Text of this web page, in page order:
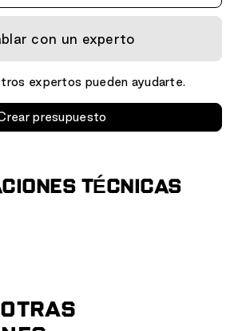
con un experto
expertos pueden ayudarte.
presupuesto
TÉCNICAS